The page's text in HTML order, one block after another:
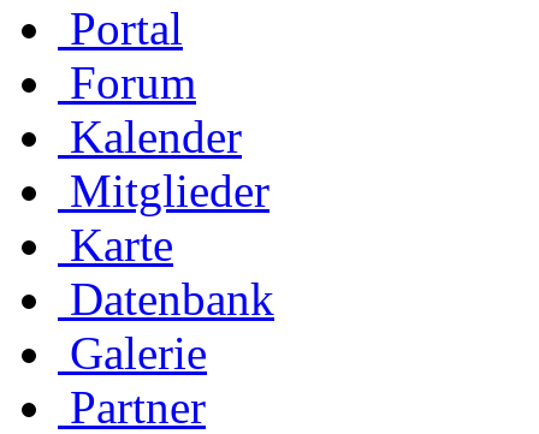
Portal
Forum
Kalender
Mitglieder
Karte
Datenbank
Galerie
Partner